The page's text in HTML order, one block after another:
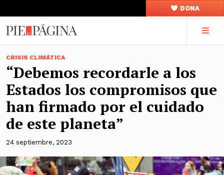
DONA
CRISIS CLIMÁTICA
“Debemos recordarle a los
Estados los compromisos que
han firmado por el cuidado
de este planeta”
24 septiembre, 2023